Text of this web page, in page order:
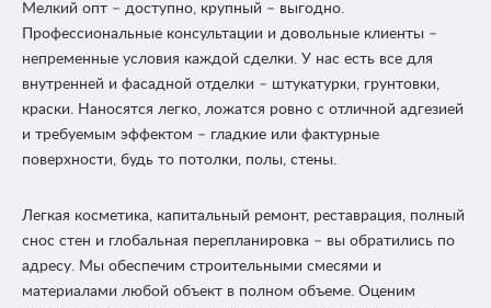
Мелкий опт – доступно, крупный – выгодно.
Профессиональные консультации и довольные клиенты –
непременные условия каждой сделки. У нас есть все для
внутренней и фасадной отделки – штукатурки, грунтовки,
краски. Наносятся легко, ложатся ровно с отличной адгезией
и требуемым эффектом – гладкие или фактурные
поверхности, будь то потолки, полы, стены.
Легкая косметика, капитальный ремонт, реставрация, полный
снос стен и глобальная перепланировка – вы обратились по
адресу. Мы обеспечим строительными смесями и
материалами любой объект в полном объеме. Оценим